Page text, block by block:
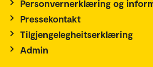
Personvernerklæring og
Pressekontakt
Tilgjengelegheitserklæring
Admin